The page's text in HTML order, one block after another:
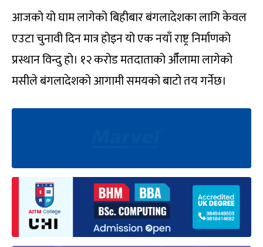
आजको यो घाम लागेको बिहीबार बंगलादेशका लागि केवल
एउटा चुनावी दिन मात्र होइन यो एक नयाँ राष्ट्र निर्माणको
प्रस्थान विन्दु हो। १२ करोड मतदाताको औँलामा लागेको
मसीले बंगलादेशको आगामी समयको बाटो तय गर्नेछ।